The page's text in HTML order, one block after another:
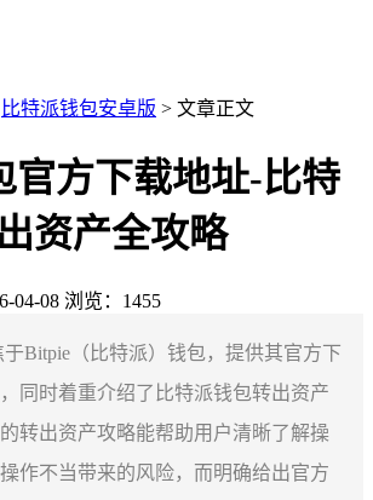
比特派钱包安卓版 > 文章正文
官方下载地址-比特
资产全攻略
04-08 浏览：1455
于Bitpie（比特派）钱包，提供其官方下
同时着重介绍了比特派钱包转出资产
转出资产攻略能帮助用户清晰了解操
作不当带来的风险，而明确给出官方